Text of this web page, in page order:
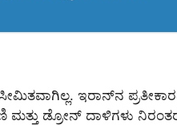
ಇರಾನ್‌ನ
ಡ್ರೋನ್ ದಾಳಿಗಳು